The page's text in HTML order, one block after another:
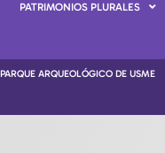
PATRIMONIOS PLURALES
PARQUE ARQUEOLÓGICO DE USME